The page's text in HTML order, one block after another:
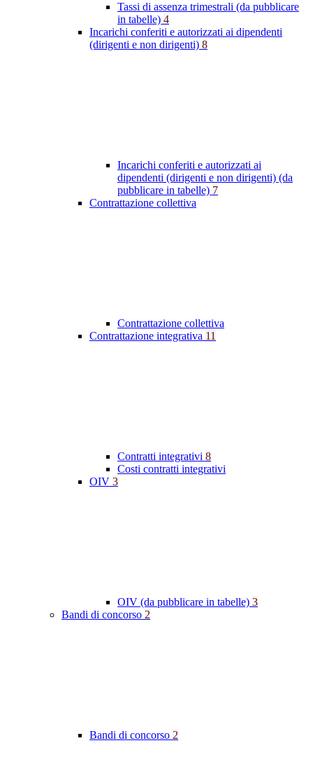
Tassi di assenza trimestrali (da pubblicare
in tabelle) 4
Incarichi conferiti e autorizzati ai dipendenti
(dirigenti e non dirigenti) 8
Incarichi conferiti e autorizzati ai
dipendenti (dirigenti e non dirigenti) (da
pubblicare in tabelle) 7
Contrattazione collettiva
Contrattazione collettiva
Contrattazione integrativa 11
Contratti integrativi 8
Costi contratti integrativi
OIV 3
OIV (da pubblicare in tabelle) 3
Bandi di concorso 2
Bandi di concorso 2